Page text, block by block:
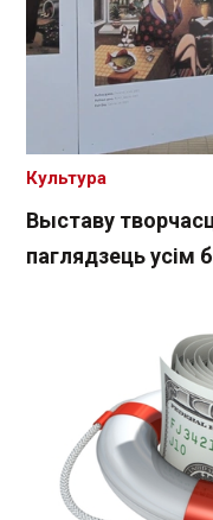
Выставу
паглядзець усім
Культура